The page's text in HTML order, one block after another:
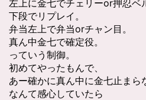
左上に金七でチェリーor押忍ベ
下段でリプレイ。
弁当左上で弁当orチャン目。
真ん中金七で確定役。
っていう制御。
初めてやったもんで、
あー確かに真ん中に金七止まら
なんて感心していたら